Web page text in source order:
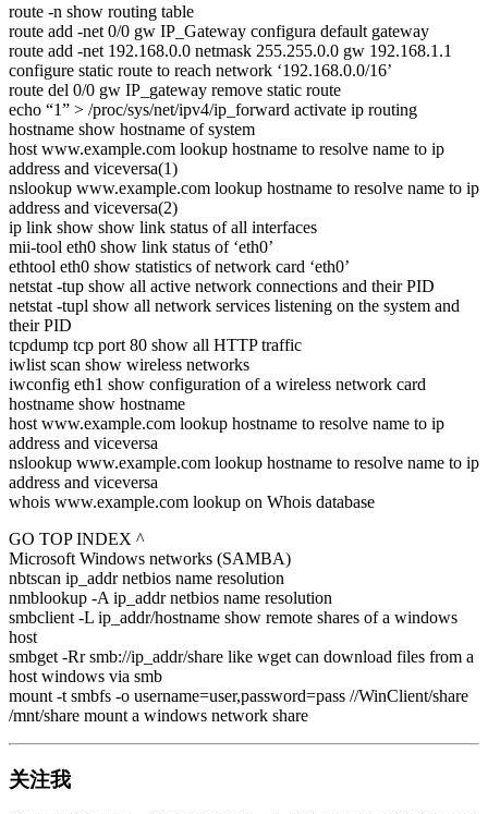
route -n show routing table
route add -net 0/0 gw IP_Gateway configura default gateway
route add -net 192.168.0.0 netmask 255.255.0.0 gw 192.168.1.1
configure static route to reach network ‘192.168.0.0/16’
route del 0/0 gw IP_gateway remove static route
echo “1” > /proc/sys/net/ipv4/ip_forward activate ip routing
hostname show hostname of system
host www.example.com lookup hostname to resolve name to ip
address and viceversa(1)
nslookup www.example.com lookup hostname to resolve name to ip
address and viceversa(2)
ip link show show link status of all interfaces
mii-tool eth0 show link status of ‘eth0’
ethtool eth0 show statistics of network card ‘eth0’
netstat -tup show all active network connections and their PID
netstat -tupl show all network services listening on the system and
their PID
tcpdump tcp port 80 show all HTTP traffic
iwlist scan show wireless networks
iwconfig eth1 show configuration of a wireless network card
hostname show hostname
host www.example.com lookup hostname to resolve name to ip
address and viceversa
nslookup www.example.com lookup hostname to resolve name to ip
address and viceversa
whois www.example.com lookup on Whois database
GO TOP INDEX ^
Microsoft Windows networks (SAMBA)
nbtscan ip_addr netbios name resolution
nmblookup -A ip_addr netbios name resolution
smbclient -L ip_addr/hostname show remote shares of a windows
host
smbget -Rr smb://ip_addr/share like wget can download files from a
host windows via smb
mount -t smbfs -o username=user,password=pass //WinClient/share
/mnt/share mount a windows network share
关注我